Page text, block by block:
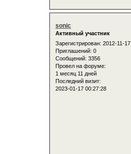
sonic
Активный участник
Зарегистрирован: 2012-11-17
Приглашений: 0
Сообщений: 3356
Провел на форуме:
1 месяц 11 дней
Последний визит:
2023-01-17 00:27:28